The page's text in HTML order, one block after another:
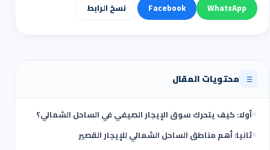
WhatsApp
Facebook نسخ الرابط
محتويات المقال
أولا: كيف يتحرك سوق الإيجار الصيفي في الساحل الشمالي؟
ثانيا: أهم مناطق الساحل الشمالي للإيجار القصير